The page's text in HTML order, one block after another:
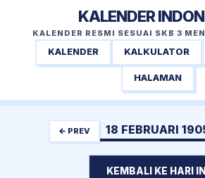
KALENDER
KALENDER RESMI SESUAI SKB 3
KALENDER KALKULATOR
HALAMAN
← PREV 18 FEBRUARI
KEMBALI KE HARI INI